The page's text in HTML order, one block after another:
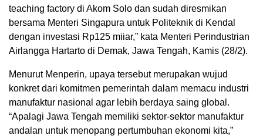
teaching factory di Akom Solo dan sudah diresmikan
bersama Menteri Singapura untuk Politeknik di Kendal
dengan investasi Rp125 miiar,” kata Menteri Perindustrian
Airlangga Hartarto di Demak, Jawa Tengah, Kamis (28/2).
Menurut Menperin, upaya tersebut merupakan wujud
konkret dari komitmen pemerintah dalam memacu industri
manufaktur nasional agar lebih berdaya saing global.
“Apalagi Jawa Tengah memiliki sektor-sektor manufaktur
andalan untuk menopang pertumbuhan ekonomi kita,”